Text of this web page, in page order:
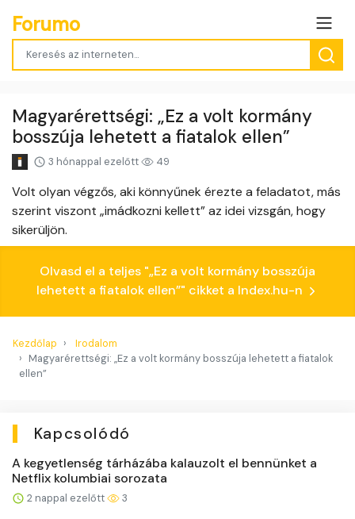
Forumo
Magyarérettségi: „Ez a volt kormány
bosszúja lehetett a fiatalok ellen”
3 hónappal ezelőtt 49
Volt olyan végzős, aki könnyűnek érezte a feladatot, más
szerint viszont „imádkozni kellett” az idei vizsgán, hogy
sikerüljön.
Olvasd el a teljes "„Ez a volt kormány bosszúja
lehetett a fiatalok ellen”" cikket a Index.hu-n
Kezdőlap
Irodalom
Magyarérettségi: „Ez a volt kormány bosszúja lehetett a fiatalok
ellen”
Kapcsolódó
A kegyetlenség tárházába kalauzolt el bennünket a
Netflix kolumbiai sorozata
2 nappal ezelőtt 3